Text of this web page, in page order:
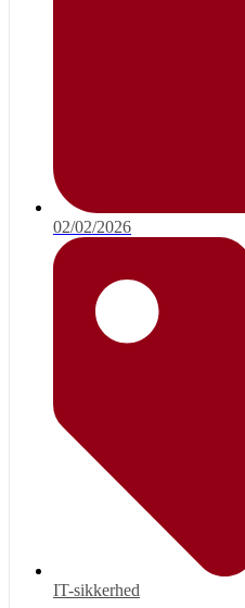
02/02/2026
IT-sikkerhed